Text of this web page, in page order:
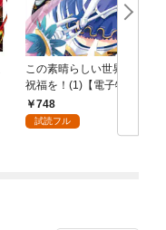
この素晴らしい世界に
祝福を！(1)【電子特別
版】748
試読フル